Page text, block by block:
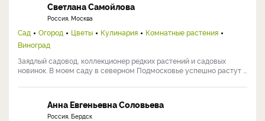
Светлана Самойлова
Россия, Москва
Сад Огород Цветы Кулинария
Комнатные растения
Виноград
Заядлый садовод, коллекционер редких растений и садовых
новинок. В моем саду в северном Подмосковье успешно растут ...
Анна Евгеньевна Соловьева
Россия, Бердск